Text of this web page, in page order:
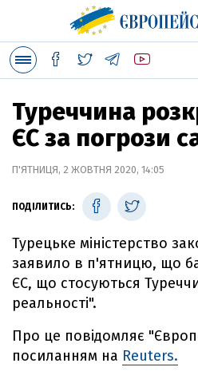
Туреччина
ЄС за погрози
П'ЯТНИЦЯ, 2 ЖОВТНЯ 2020, 14:05
ПОДІЛИТИСЬ:
Турецьке міністерство
заявило в п'ятницю, що
ЄС, що стосуються
реальності".
Про це повідомляє
посиланням на Reuters.